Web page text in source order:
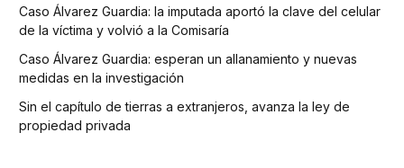
Caso Álvarez Guardia: la imputada aportó la clave del celular
de la víctima y volvió a la Comisaría
Caso Álvarez Guardia: esperan un allanamiento y nuevas
medidas en la investigación
Sin el capítulo de tierras a extranjeros, avanza la ley de
propiedad privada